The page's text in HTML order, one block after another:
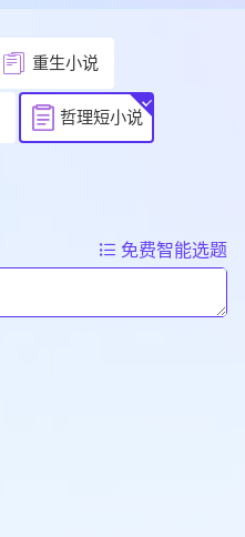
重生小说
哲理短小说
免费智能选题